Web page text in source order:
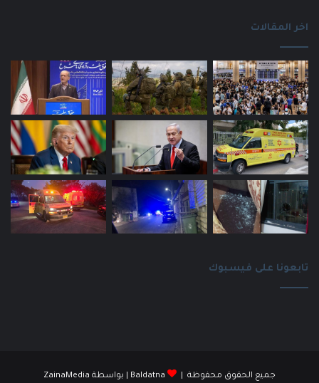
اخر المقالات
تابعونا على فيسبوك
جميع الحقوق محفوظة | Baldatna | بواسطة ZainaMedia